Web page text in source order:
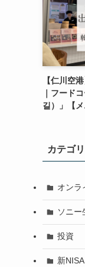
【仁川空
｜フード
길）」【メ
カテゴ
オンラ
ソニー
投資
新NISA